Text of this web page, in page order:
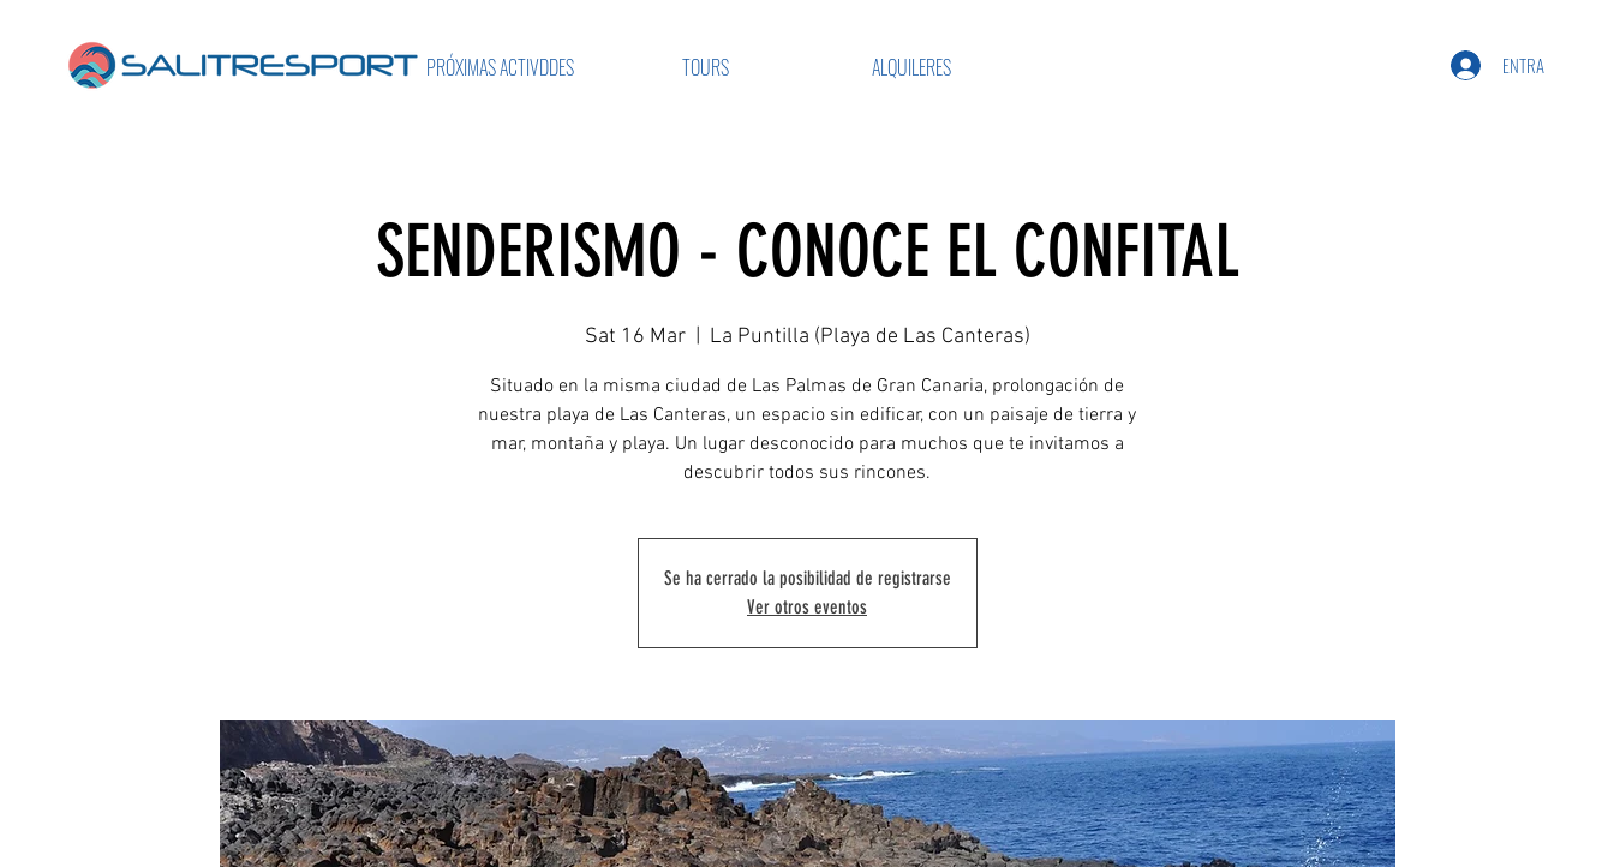
PRÓXIMAS ACTIVDDES TOURS ALQUILERES ENTRA
SENDERISMO - CONOCE EL CONFITAL
Sat 16 Mar
  |
La Puntilla (Playa de Las Canteras)
Situado en la misma ciudad de Las Palmas de Gran Canaria, prolongación de
nuestra playa de Las Canteras, un espacio sin edificar, con un paisaje de tierra y
mar, montaña y playa. Un lugar desconocido para muchos que te invitamos a
descubrir todos sus rincones.
Se ha cerrado la posibilidad de registrarse
Ver otros eventos